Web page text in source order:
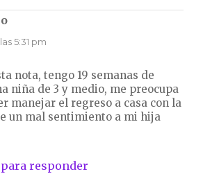
dice:
5:31 pm
nota, tengo 19 semanas de
niña de 3 y medio, me preocupa
manejar el regreso a casa con la
un mal sentimiento a mi hija
responder